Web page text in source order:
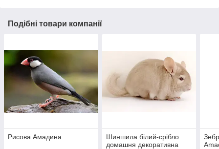
Подібні товари компанії
Рисова Амадина
Шиншила білий-срібло
домашня декоративна